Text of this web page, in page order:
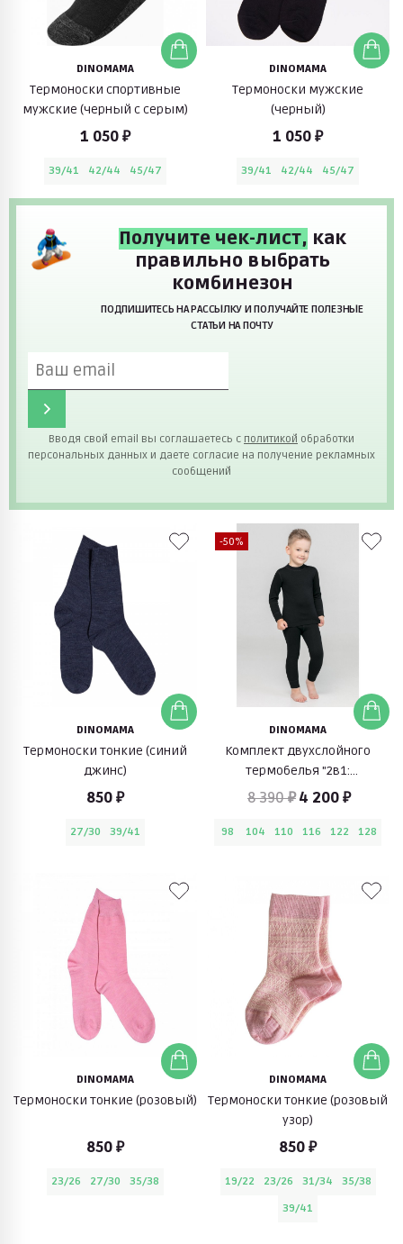
DINOMAMA
Термоноски спортивные
мужские (черный с серым)
1 050 ₽
39/41 42/44 45/47
DINOMAMA
Термоноски мужские
(черный)
1 050 ₽
39/41 42/44 45/47
Получите чек-лист, как
правильно выбрать
комбинезон
ПОДПИШИТЕСЬ НА РАССЫЛКУ И ПОЛУЧАЙТЕ ПОЛЕЗНЫЕ
СТАТЬИ НА ПОЧТУ
Вводя свой email вы соглашаетесь с политикой обработки
персональных данных и даете согласие на получение рекламных
сообщений
DINOMAMA
Термоноски тонкие (синий
джинс)
850 ₽
27/30 39/41
-50%
DINOMAMA
Комплект двухслойного
термобелья "2в1:
тепло+вывод влаги" (черный)
8 390 ₽ 4 200 ₽
98 104 110 116 122 128
DINOMAMA
Термоноски тонкие (розовый)
850 ₽
23/26 27/30 35/38
DINOMAMA
Термоноски тонкие (розовый
узор)
850 ₽
19/22 23/26 31/34
35/38
39/41